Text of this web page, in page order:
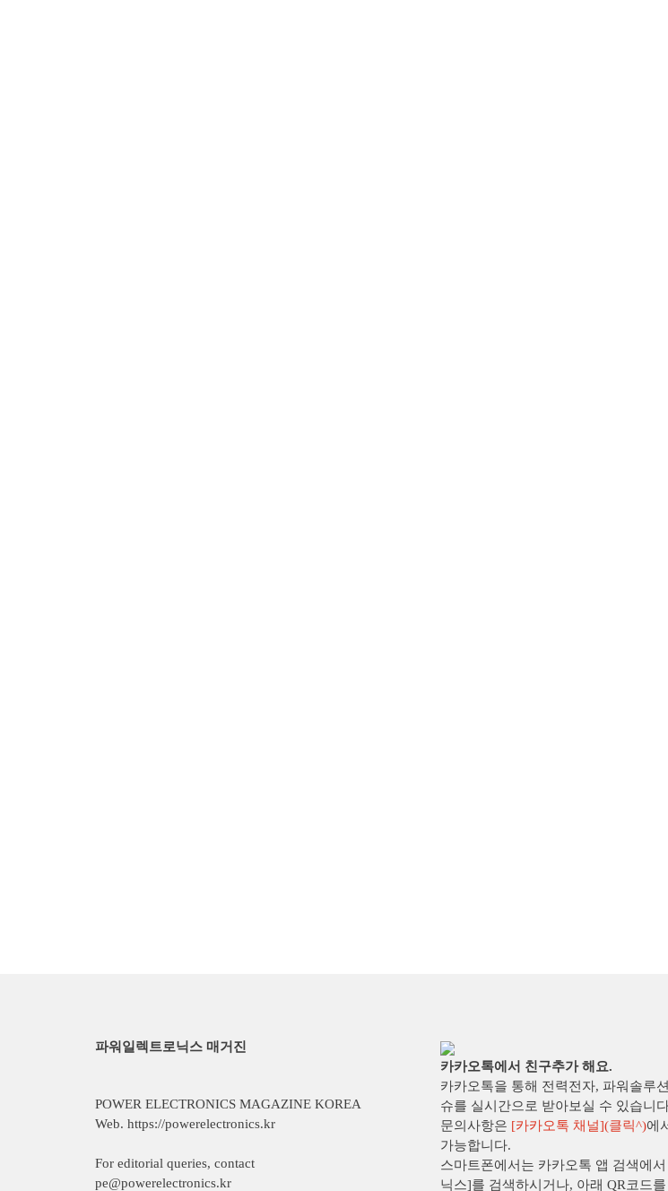
파워일렉트로닉스 매거진
POWER ELECTRONICS MAGAZINE KOREA
Web. https://powerelectronics.kr
For editorial queries, contact
pe@powerelectronics.kr
카카오톡에서 친구추가 해요.
카카오톡을 통해 전력전자, 파워솔루
슈를 실시간으로 받아보실 수 있습니
문의사항은 [카카오톡 채널](클릭^)에
가능합니다.
스마트폰에서는 카카오톡 앱 검색에
닉스]를 검색하시거나, 아래 QR코드